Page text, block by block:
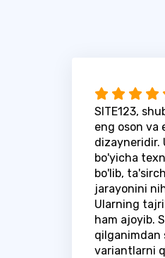
SITE123,
eng oson va
dizayneridir.
bo'yicha
bo'lib,
jarayonini
Ularning
ham ajoyib.
qilganimdan
variantlarni